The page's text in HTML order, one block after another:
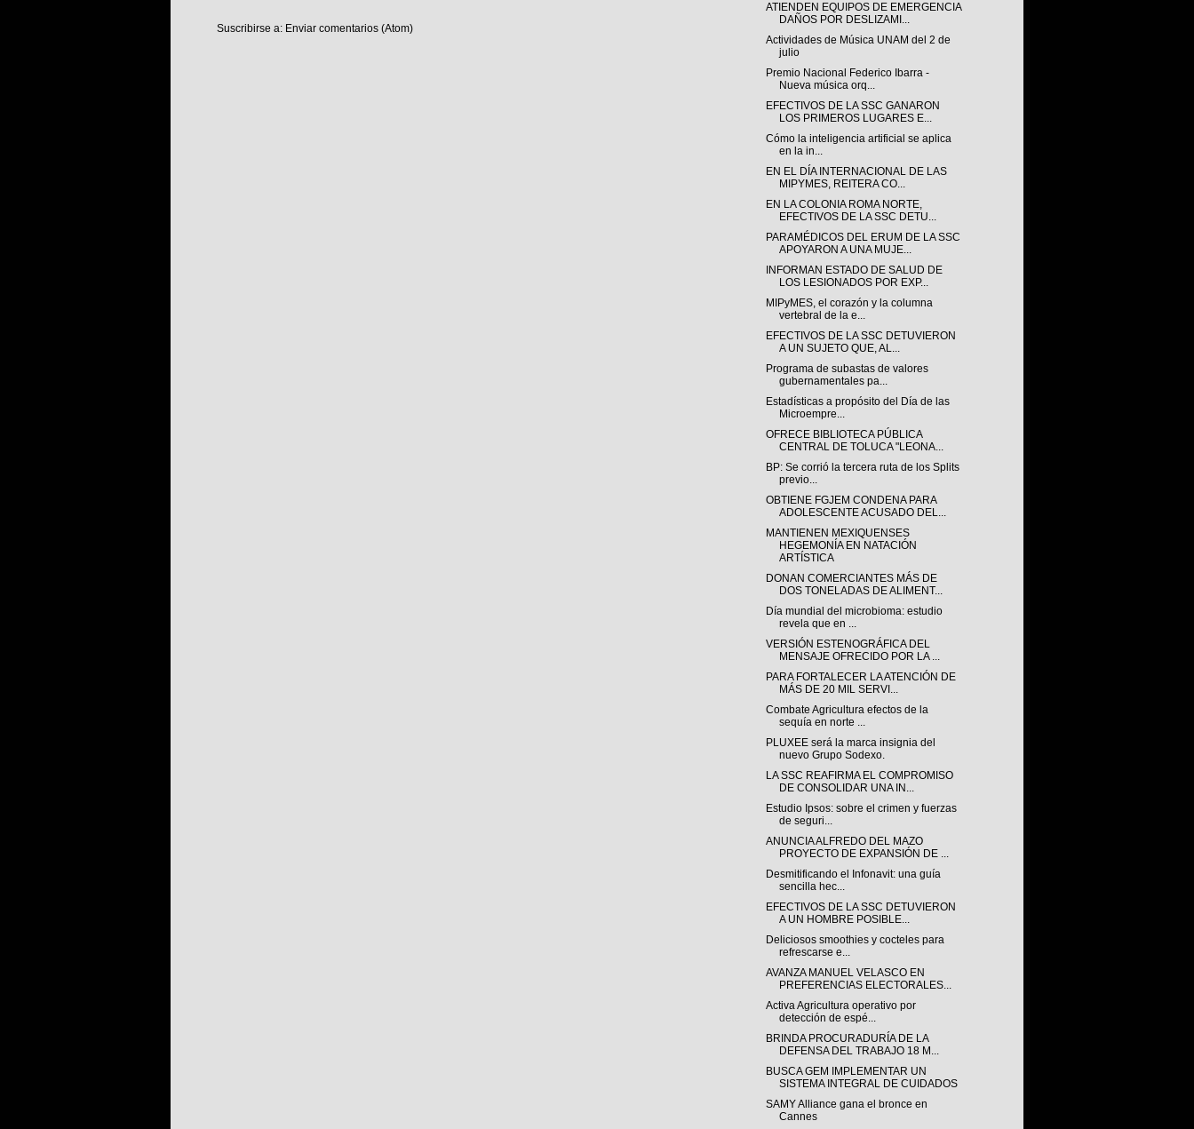
Suscribirse a: Enviar comentarios (Atom)
ATIENDEN EQUIPOS DE EMERGENCIA
DAÑOS POR DESLIZAMI...
Actividades de Música UNAM del 2 de
julio
Premio Nacional Federico Ibarra -
Nueva música orq...
EFECTIVOS DE LA SSC GANARON
LOS PRIMEROS LUGARES E...
Cómo la inteligencia artificial se aplica
en la in...
EN EL DÍA INTERNACIONAL DE LAS
MIPYMES, REITERA CO...
EN LA COLONIA ROMA NORTE,
EFECTIVOS DE LA SSC DETU...
PARAMÉDICOS DEL ERUM DE LA SSC
APOYARON A UNA MUJE...
INFORMAN ESTADO DE SALUD DE
LOS LESIONADOS POR EXP...
MIPyMES, el corazón y la columna
vertebral de la e...
EFECTIVOS DE LA SSC DETUVIERON
A UN SUJETO QUE, AL...
Programa de subastas de valores
gubernamentales pa...
Estadísticas a propósito del Día de las
Microempre...
OFRECE BIBLIOTECA PÚBLICA
CENTRAL DE TOLUCA "LEONA...
BP: Se corrió la tercera ruta de los Splits
previo...
OBTIENE FGJEM CONDENA PARA
ADOLESCENTE ACUSADO DEL...
MANTIENEN MEXIQUENSES
HEGEMONÍA EN NATACIÓN
ARTÍSTICA
DONAN COMERCIANTES MÁS DE
DOS TONELADAS DE ALIMENT...
Día mundial del microbioma: estudio
revela que en ...
VERSIÓN ESTENOGRÁFICA DEL
MENSAJE OFRECIDO POR LA ...
PARA FORTALECER LA ATENCIÓN DE
MÁS DE 20 MIL SERVI...
Combate Agricultura efectos de la
sequía en norte ...
PLUXEE será la marca insignia del
nuevo Grupo Sodexo.
LA SSC REAFIRMA EL COMPROMISO
DE CONSOLIDAR UNA IN...
Estudio Ipsos: sobre el crimen y fuerzas
de seguri...
ANUNCIA ALFREDO DEL MAZO
PROYECTO DE EXPANSIÓN DE ...
Desmitificando el Infonavit: una guía
sencilla hec...
EFECTIVOS DE LA SSC DETUVIERON
A UN HOMBRE POSIBLE...
Deliciosos smoothies y cocteles para
refrescarse e...
AVANZA MANUEL VELASCO EN
PREFERENCIAS ELECTORALES...
Activa Agricultura operativo por
detección de espé...
BRINDA PROCURADURÍA DE LA
DEFENSA DEL TRABAJO 18 M...
BUSCA GEM IMPLEMENTAR UN
SISTEMA INTEGRAL DE CUIDADOS
SAMY Alliance gana el bronce en
Cannes